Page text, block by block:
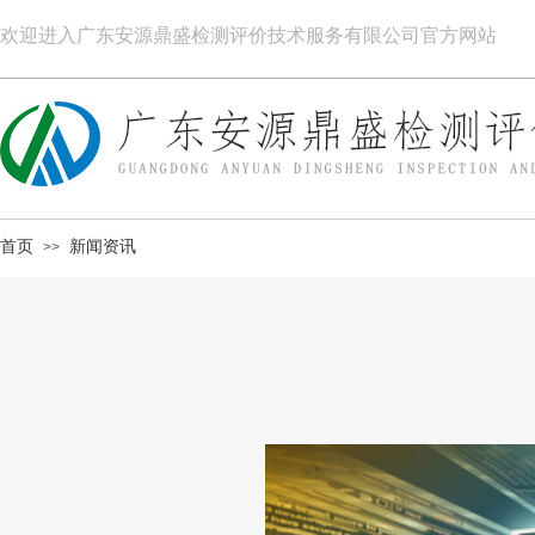
欢迎进入广东安源鼎盛检测评价技术服务有限公司官方网站
首页 >> 新闻资讯